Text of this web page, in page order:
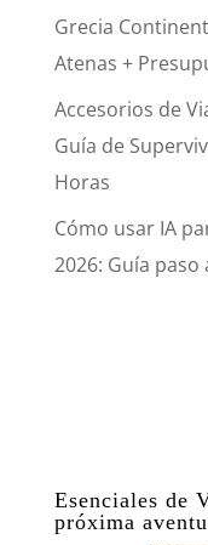
Grecia
Atenas +
Accesorios de
Guía de
Horas
Cómo usar IA
2026: Guía
Esenciales de
próxima